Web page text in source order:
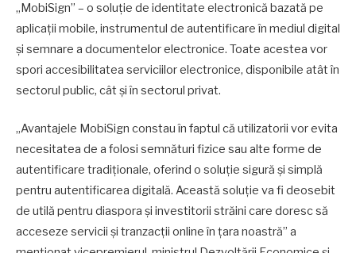
„MobiSign” – o soluție de identitate electronică bazată pe
aplicații mobile, instrumentul de autentificare în mediul digital
și semnare a documentelor electronice. Toate acestea vor
spori accesibilitatea serviciilor electronice, disponibile atât în
sectorul public, cât și în sectorul privat.
„Avantajele MobiSign constau în faptul că utilizatorii vor evita
necesitatea de a folosi semnături fizice sau alte forme de
autentificare tradiționale, oferind o soluție sigură și simplă
pentru autentificarea digitală. Această soluție va fi deosebit
de utilă pentru diaspora și investitorii străini care doresc să
acceseze servicii și tranzacții online în țara noastră” a